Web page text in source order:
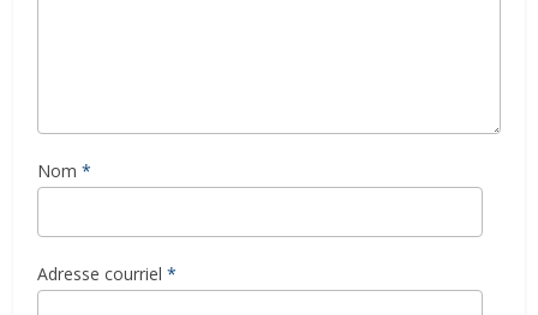
Nom *
Adresse courriel *